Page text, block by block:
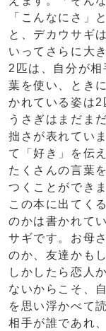
「こんなにさ」
と、デカウサギ
いってさらに大
2匹は、自分が
葉を使い、とき
かれている姿は
うさぎはまだま
拙さが表れてい
て「好き」を伝
たくさんの言葉
つくことができ
この本に出てく
のかは書かれて
サギです。お母
のか、友達かも
しかしたら恋人
ないからこそ、
を思い浮かべて
相手が誰であれ